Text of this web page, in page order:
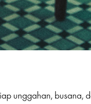
unggahan, busana,